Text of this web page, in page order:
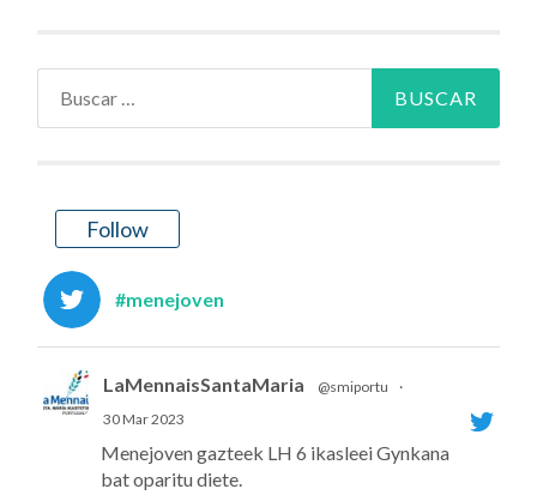
Follow
#menejoven
LaMennaisSantaMaria @smiportu
·
30 Mar 2023
Menejoven gazteek LH 6 ikasleei Gynkana
bat oparitu diete.